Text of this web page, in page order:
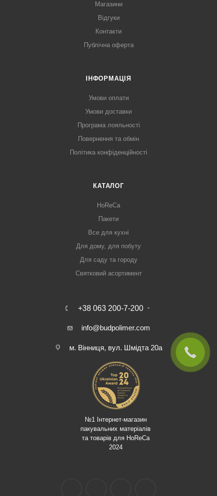
Магазини
Відгуки
Контакти
Публічна оферта
ІНФОРМАЦІЯ
Умови оплати
Умови доставки
Програма лояльності
Повернення та обмін
Політика конфіденційності
КАТАЛОГ
HoReCa
Пакети
Все для кухні
Для дому, для побуту
Для саду та городу
Святковий асортимент
+38 063 200-7-200
info@budpolimer.com
м. Вінниця, вул. Шмідта 20а
№1 Інтернет-магазин
пакувальних матеріалів
та товарів для HoReCa
2024